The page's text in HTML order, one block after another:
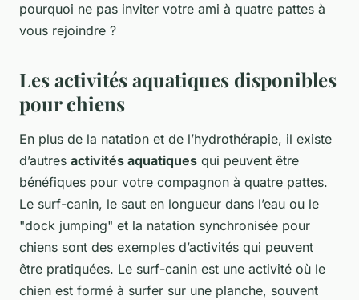
pourquoi ne pas inviter votre ami à quatre pattes à
vous rejoindre ?
Les activités aquatiques disponibles
pour chiens
En plus de la natation et de l’hydrothérapie, il existe
d’autres activités aquatiques qui peuvent être
bénéfiques pour votre compagnon à quatre pattes.
Le surf-canin, le saut en longueur dans l’eau ou le
"dock jumping" et la natation synchronisée pour
chiens sont des exemples d’activités qui peuvent
être pratiquées. Le surf-canin est une activité où le
chien est formé à surfer sur une planche, souvent